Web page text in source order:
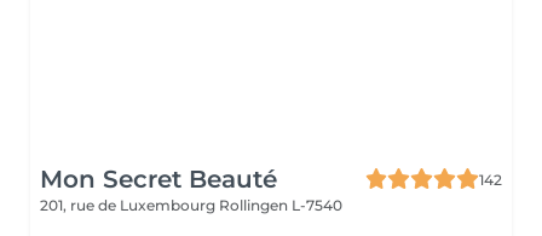
Mon Secret Beauté
142
201, rue de Luxembourg Rollingen L-7540